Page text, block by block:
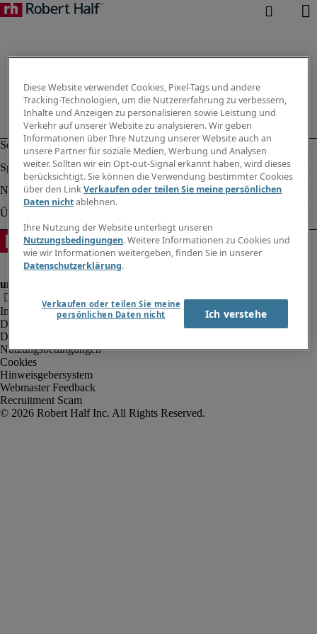
Impressum
Datenschutz
Datenschutz Arbeitnehmer/Zeitarbeitskräfte
Nutzungsbedingungen
Cookies
Hinweisgebersystem
Webmaster Feedback
Recruitment Scam
Diese Website verwendet Cookies, Pixel-Tags und andere
Tracking-Technologien, um die Nutzererfahrung zu verbessern,
Inhalte und Anzeigen zu personalisieren sowie Leistung und
Verkehr auf unserer Website zu analysieren. Wir geben
Informationen über Ihre Nutzung unserer Website auch an
unsere Partner für soziale Medien, Werbung und Analysen
weiter. Sollten wir ein Opt-out-Signal erkannt haben, wird dieses
berücksichtigt. Sie können die Verwendung bestimmter Cookies
über den LinkVerkaufen oder teilen Sie meine persönlichen
Daten nichtablehnen.
Ihre Nutzung der Website unterliegt unseren
Nutzungsbedingungen. Weitere Informationen zu Cookies und
wie wir Informationen weitergeben, finden Sie in unserer
Datenschutzerklärung.
Verkaufen oder teilen Sie meine
persönlichen Daten nicht
Ich verstehe